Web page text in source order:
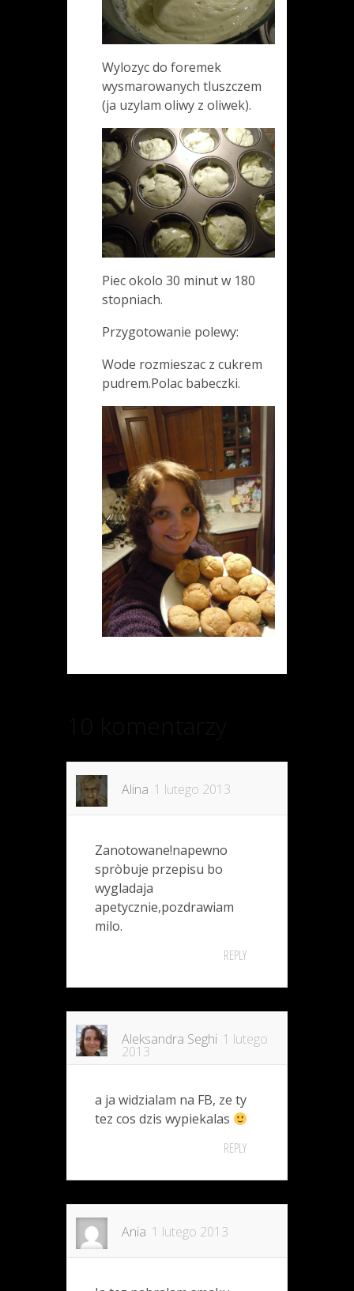
Wylozyc do foremek
wysmarowanych tluszczem
(ja uzylam oliwy z oliwek).
Piec okolo 30 minut w 180
stopniach.
Przygotowanie polewy:
Wode rozmieszac z cukrem
pudrem.Polac babeczki.
Alina 1 lutego 2013
Zanotowane!napewno
spròbuje przepisu bo
wygladaja
apetycznie,pozdrawiam
milo.
REPLY
Aleksandra Seghi 1 lutego
2013
a ja widzialam na FB, ze ty
tez cos dzis wypiekalas
REPLY
Ania 1 lutego 2013